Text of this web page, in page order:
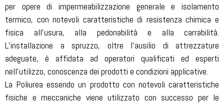
per opere di impermeabilizzazione generale e isolamento
termico, con notevoli caratteristiche di resistenza chimica e
fisica all’usura, alla pedonabilità e alla carrabilità.
L’installazione a spruzzo, oltre l’ausilio di attrezzature
adeguate, è affidata ad operatori qualificati ed esperti
nell’utilizzo, conoscenza dei prodotti e condizioni applicative.
La Poliurea essendo un prodotto con notevoli caratteristiche
fisiche e meccaniche viene utilizzato con successo per le